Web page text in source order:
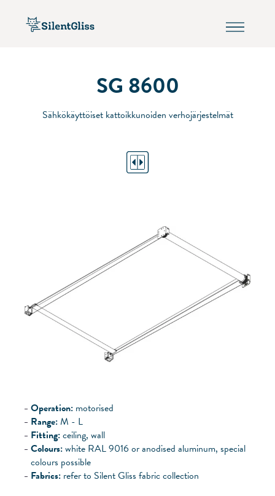
SG 8600
Sähkökäyttöiset kattoikkunoiden verhojärjestelmät
Operation: motorised
Range:M - L
Fitting:ceiling, wall
Colours:white RAL 9016 or anodised aluminum, special
colours possible
Fabrics: refer to Silent Gliss fabric collection